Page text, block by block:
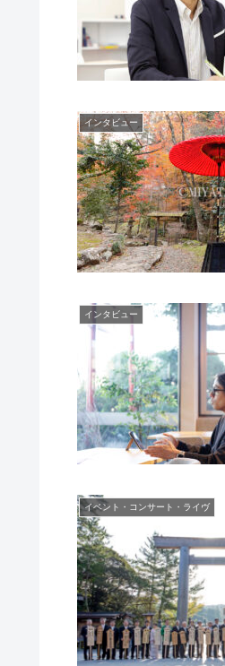
インタビュー
インタビュー
イベント・コンサート・ライヴ